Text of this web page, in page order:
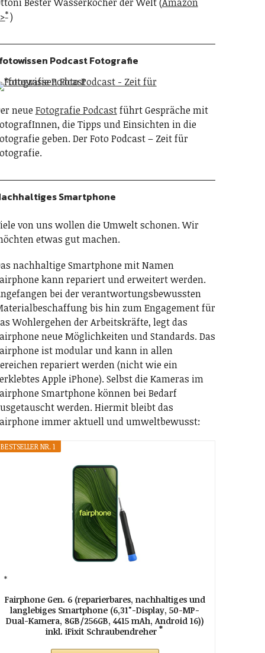
)
Podcast Fotografie
neueFotografie Podcastführt Gespräche mit
die Tipps und Einsichten in die
geben. Der Foto Podcast – Zeit für
Smartphone
von uns wollen die Umwelt schonen. Wir
etwas gut machen.
nachhaltige Smartphone mit Namen
kann repariert und erweitert werden.
bei der verantwortungsbewussten
bis hin zum Engagement für
Wohlergehen der Arbeitskräfte, legt das
neue Möglichkeiten und Standards. Das
ist modular und kann in allen
repariert werden (nicht wie ein
Apple iPhone). Selbst die Kameras im
Smartphone können bei Bedarf
werden. Hiermit bleibt das
immer aktuell und umweltbewusst:
BESTSELLER NR. 1
Fairphone Gen. 6 (reparierbares, nachhaltiges und
langlebiges Smartphone (6,31"-Display, 50-MP-
Dual-Kamera, 8GB/256GB, 4415 mAh, Android 16))
inkl. iFixit Schraubendreher